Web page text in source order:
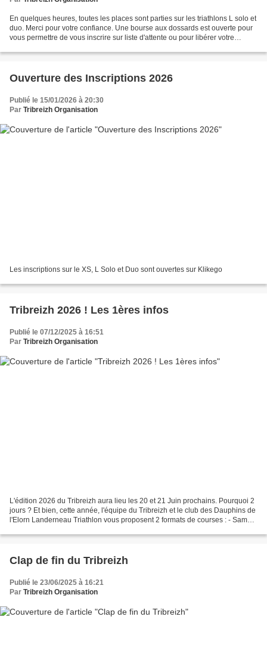
En quelques heures, toutes les places sont parties sur les triathlons L solo et
duo. Merci pour votre confiance. Une bourse aux dossards est ouverte pour
vous permettre de vous inscrire sur liste d'attente ou pour libérer votre
Ouverture des Inscriptions 2026
Publié le 15/01/2026 à 20:30
Par Tribreizh Organisation
Les inscriptions sur le XS, L Solo et Duo sont ouvertes sur Klikego
Tribreizh 2026 ! Les 1ères infos
Publié le 07/12/2025 à 16:51
Par Tribreizh Organisation
L'édition 2026 du Tribreizh aura lieu les 20 et 21 Juin prochains. Pourquoi 2
jours ? Et bien, cette année, l'équipe du Tribreizh et le club des Dauphins de
l'Elorn Landerneau Triathlon vous proposent 2 formats de courses : - Samedi
Clap de fin du Tribreizh
Publié le 23/06/2025 à 16:21
Par Tribreizh Organisation